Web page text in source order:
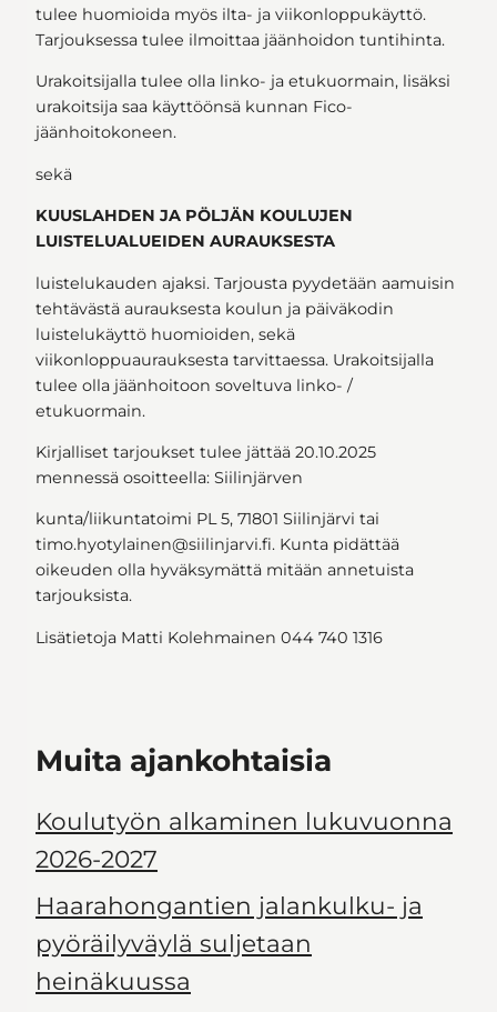
tulee huomioida myös ilta- ja viikonloppukäyttö.
Tarjouksessa tulee ilmoittaa jäänhoidon tuntihinta.
Urakoitsijalla tulee olla linko- ja etukuormain, lisäksi
urakoitsija saa käyttöönsä kunnan Fico-
jäänhoitokoneen.
sekä
KUUSLAHDEN JA PÖLJÄN KOULUJEN
LUISTELUALUEIDEN AURAUKSESTA
luistelukauden ajaksi. Tarjousta pyydetään aamuisin
tehtävästä aurauksesta koulun ja päiväkodin
luistelukäyttö huomioiden, sekä
viikonloppuaurauksesta tarvittaessa. Urakoitsijalla
tulee olla jäänhoitoon soveltuva linko- /
etukuormain.
Kirjalliset tarjoukset tulee jättää 20.10.2025
mennessä osoitteella: Siilinjärven
kunta/liikuntatoimi PL 5, 71801 Siilinjärvi tai
timo.hyotylainen@siilinjarvi.fi. Kunta pidättää
oikeuden olla hyväksymättä mitään annetuista
tarjouksista.
Lisätietoja Matti Kolehmainen 044 740 1316
Muita ajankohtaisia
Koulutyön alkaminen lukuvuonna
2026-2027
Haarahongantien jalankulku- ja
pyöräilyväylä suljetaan
heinäkuussa